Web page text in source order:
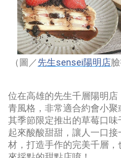
（圖／ 先生sensei 陽明店臉
位在高雄的先生千層陽明
青風格，非常適合約會小
其季節限定推出的草莓口
起來酸酸甜甜，讓人一口
材，打造手作的完美千層